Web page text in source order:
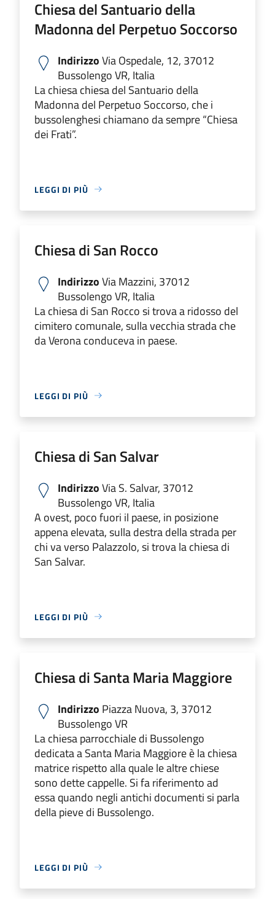
Chiesa del Santuario della
Madonna del Perpetuo Soccorso
IndirizzoVia Ospedale, 12, 37012
Bussolengo VR, Italia
La chiesa chiesa del Santuario della
Madonna del Perpetuo Soccorso, che i
bussolenghesi chiamano da sempre “Chiesa
dei Frati”.
LEGGI DI PIÙ
Chiesa di San Rocco
IndirizzoVia Mazzini, 37012
Bussolengo VR, Italia
La chiesa di San Rocco si trova a ridosso del
cimitero comunale, sulla vecchia strada che
da Verona conduceva in paese.
LEGGI DI PIÙ
Chiesa di San Salvar
IndirizzoVia S. Salvar, 37012
Bussolengo VR, Italia
A ovest, poco fuori il paese, in posizione
appena elevata, sulla destra della strada per
chi va verso Palazzolo, si trova la chiesa di
San Salvar.
LEGGI DI PIÙ
Chiesa di Santa Maria Maggiore
Indirizzo Piazza Nuova, 3, 37012
Bussolengo VR
La chiesa parrocchiale di Bussolengo
dedicata a Santa Maria Maggiore è la chiesa
matrice rispetto alla quale le altre chiese
sono dette cappelle. Si fa riferimento ad
essa quando negli antichi documenti si parla
della pieve di Bussolengo.
LEGGI DI PIÙ